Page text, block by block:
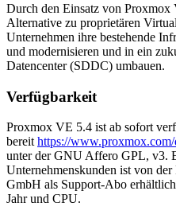
Durch den Einsatz von Proxmox
Alternative zu proprietären
Unternehmen ihre bestehende
und modernisieren und in ein
Datencenter (SDDC) umbauen.
Verfügbarkeit
Proxmox VE 5.4 ist ab sofort
bereit https://
unter der GNU Affero GPL, v3.
Unternehmenskunden ist von
GmbH als Support-Abo
Jahr und CPU.